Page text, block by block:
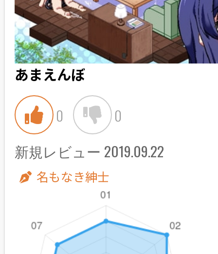
あまえんぼ
0
0
新規レビュー 2019.09.22
名もなき紳士